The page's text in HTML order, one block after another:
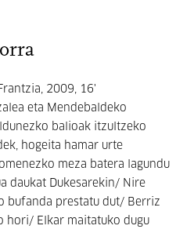
2009, 16'
eta Mendebaldeko
balioak itzultzeko
hogeita hamar urte
meza batera lagundu
daukat Dukesarekin/ Nire
bufanda prestatu dut/ Berriz
hori/ Elkar maitatuko dugu